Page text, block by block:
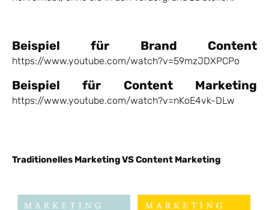
Beispiel für Brand Content
https://www.youtube.com/watch?v=59mzJDXPCPo
Beispiel für Content Marketing
https://www.youtube.com/watch?v=nKoE4vk-DLw
Traditionelles Marketing VS Content Marketing